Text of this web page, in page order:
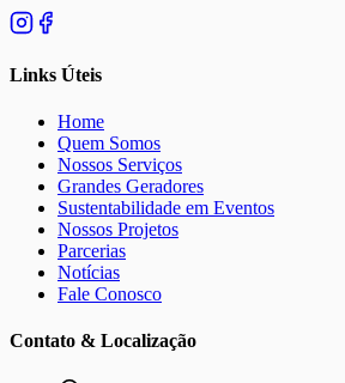
Links Úteis
Home
Quem Somos
Nossos Serviços
Grandes Geradores
Sustentabilidade em Eventos
Nossos Projetos
Parcerias
Notícias
Fale Conosco
Contato & Localização